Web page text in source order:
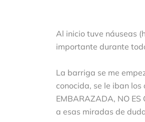
Al inicio tuve náuseas
importante durante
La barriga se me
conocida, se le iban
EMBARAZADA, NO
a esas miradas de